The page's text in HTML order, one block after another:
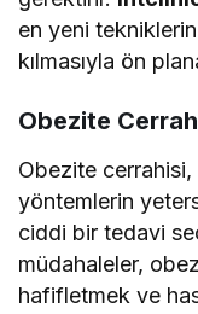
en yeni tekniklerin
kılmasıyla ön
Obezite
Obezite
yöntemlerin
ciddi bir tedavi
müdahaleler,
hafifletmek ve